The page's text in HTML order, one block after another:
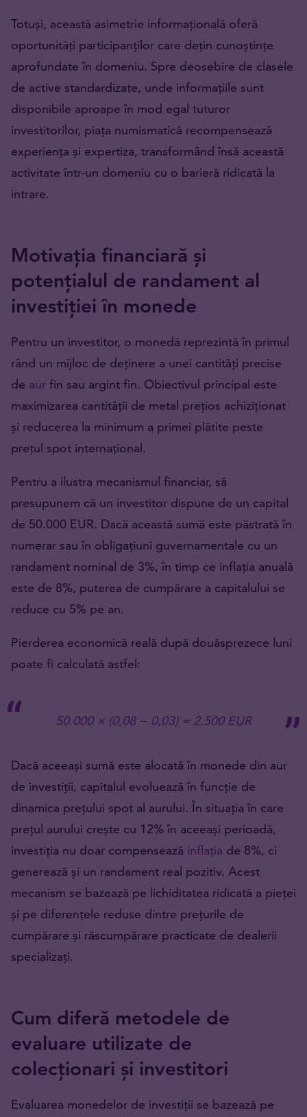
Totuși, această asimetrie informațională oferă
oportunități participanților care dețin cunoștințe
aprofundate în domeniu. Spre deosebire de clasele
de active standardizate, unde informațiile sunt
disponibile aproape în mod egal tuturor
investitorilor, piața numismatică recompensează
experiența și expertiza, transformând însă această
activitate într-un domeniu cu o barieră ridicată la
intrare.
Motivația financiară și
potențialul de randament al
investiției în monede
Pentru un investitor, o monedă reprezintă în primul
rând un mijloc de deținere a unei cantități precise
de aur fin sau argint fin. Obiectivul principal este
maximizarea cantității de metal prețios achiziționat
și reducerea la minimum a primei plătite peste
prețul spot internațional.
Pentru a ilustra mecanismul financiar, să
presupunem că un investitor dispune de un capital
de 50.000 EUR. Dacă această sumă este păstrată în
numerar sau în obligațiuni guvernamentale cu un
randament nominal de 3%, în timp ce inflația anuală
este de 8%, puterea de cumpărare a capitalului se
reduce cu 5% pe an.
Pierderea economică reală după douăsprezece luni
poate fi calculată astfel:
50.000 × (0,08 − 0,03) = 2.500 EUR
Dacă aceeași sumă este alocată în monede din aur
de investiții, capitalul evoluează în funcție de
dinamica prețului spot al aurului. În situația în care
prețul aurului crește cu 12% în aceeași perioadă,
investiția nu doar compensează inflația de 8%, ci
generează și un randament real pozitiv. Acest
mecanism se bazează pe lichiditatea ridicată a pieței
și pe diferențele reduse dintre prețurile de
cumpărare și răscumpărare practicate de dealerii
specializați.
Cum diferă metodele de
evaluare utilizate de
colecționari și investitori
Evaluarea monedelor de investiții se bazează pe